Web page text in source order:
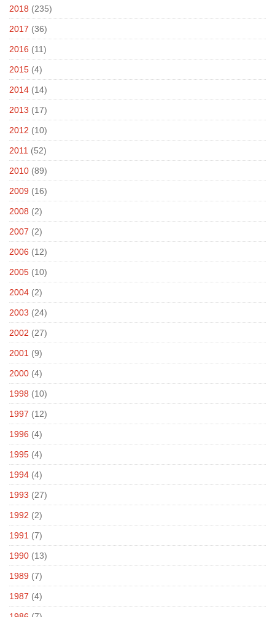
2018 (235)
2017 (36)
2016 (11)
2015 (4)
2014 (14)
2013 (17)
2012 (10)
2011 (52)
2010 (89)
2009 (16)
2008 (2)
2007 (2)
2006 (12)
2005 (10)
2004 (2)
2003 (24)
2002 (27)
2001 (9)
2000 (4)
1998 (10)
1997 (12)
1996 (4)
1995 (4)
1994 (4)
1993 (27)
1992 (2)
1991 (7)
1990 (13)
1989 (7)
1987 (4)